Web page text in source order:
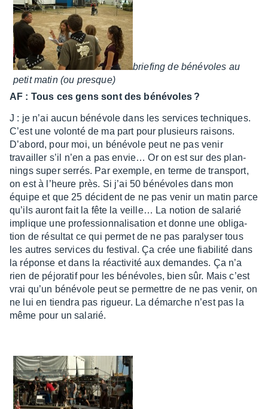
brie­fing de béné­voles au
petit matin (ou presque)
AF : Tous ces gens sont des béné­voles ?
J : je n’ai aucun béné­vole dans les services tech­niques.
C’est une volonté de ma part pour plusieurs raisons.
D’abord, pour moi, un béné­vole peut ne pas venir
travailler s’il n’en a pas envie… Or on est sur des plan­
nings super serrés. Par exemple, en terme de trans­port,
on est à l’heure près. Si j’ai 50 béné­voles dans mon
équipe et que 25 décident de ne pas venir un matin parce
qu’ils auront fait la fête la veille… La notion de sala­rié
implique une profes­sion­na­li­sa­tion et donne une obli­ga­
tion de résul­tat ce qui permet de ne pas para­ly­ser tous
les autres services du festi­val. Ça crée une fiabi­lité dans
la réponse et dans la réac­ti­vité aux demandes. Ça n’a
rien de péjo­ra­tif pour les béné­voles, bien sûr. Mais c’est
vrai qu’un béné­vole peut se permettre de ne pas venir, on
ne lui en tien­dra pas rigueur. La démarche n’est pas la
même pour un sala­rié.